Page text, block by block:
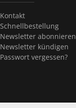
Kontakt
Schnellbestellung
Newsletter abonnieren
Newsletter kündigen
Passwort vergessen?